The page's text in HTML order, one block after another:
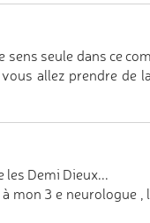
seule dans ce
allez prendre de
les Demi Dieux...
mon 3 e neurologue